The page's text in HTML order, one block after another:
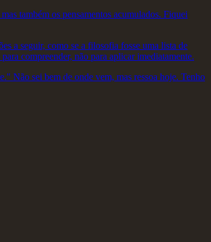
também os pensamentos acumulados. Fiquei
a seguir, como se a filosofia fosse uma lista de
compreender, não para aplicar imediatamente.
Não sei bem de onde vem, mas ressoa hoje. Tenho